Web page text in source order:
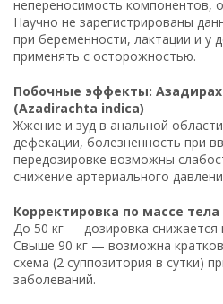
непереносимость компонентов,
Научно не зарегистрированы
при беременности, лактации и у
применять с осторожностью.
Побочные эффекты:
(Azadirachta indica)
Жжение и зуд в анальной
дефекации, болезненность при
передозировке возможны
снижение артериального
Корректировка по массе
До 50 кг — дозировка снижается
Свыше 90 кг — возможна
схема (2 суппозитория в сутки)
заболеваний.